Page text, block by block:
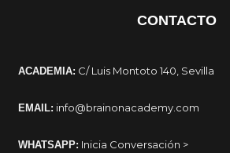
CONTACTO
ACADEMIA: C/ Luis Montoto 140, Sevilla
EMAIL: info@brainonacademy.com
WHATSAPP: Inicia Conversación >